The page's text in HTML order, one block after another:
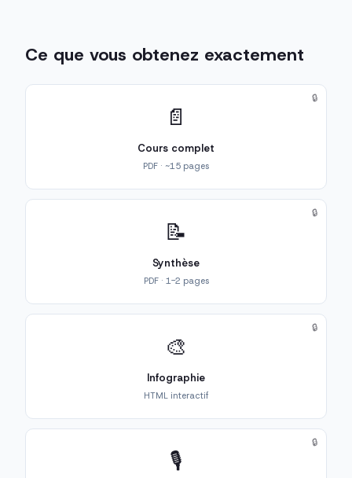
Ce que vous obtenez exactement
📄
Cours complet
PDF · ~15 pages
🔒
📝
Synthèse
PDF · 1-2 pages
🔒
🎨
Infographie
HTML interactif
🔒
🎙️
🔒